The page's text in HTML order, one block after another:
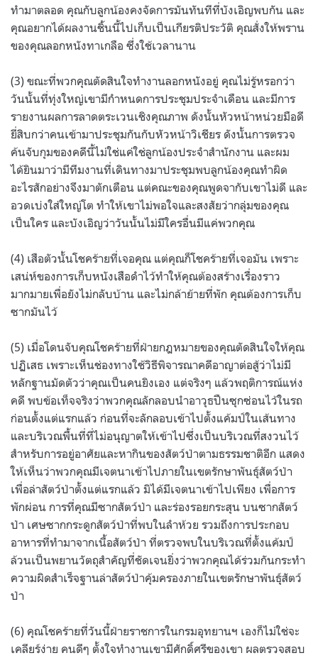
ทำมาตลอด คุณกับลูกน้องคงจัดการมันทันทีที่บังเอิญพบกัน และ
คุณอยากได้ผลงานชิ้นนี้ไปเก็บเป็นเกียรติประวัติ คุณสั่งให้พราน
ของคุณลอกหนังทาเกลือ ซึ่งใช้เวลานาน
(3) ขณะที่พวกคุณตัดสินใจทำงานลอกหนังอยู่ คุณไม่รู้หรอกว่า
วันนั้นที่ทุ่งใหญ่เขามีกำหนดการประชุมประจำเดือน และมีการ
รายงานผลการลาดตระเวนเชิงคุณภาพ ดังนั้นหัวหน้าหน่วยมือดี
ยี่สิบกว่าคนเข้ามาประชุมกันกับหัวหน้าวิเชียร ดังนั้นการตรวจ
ค้นจับกุมของคดีนี้ไม่ใช่แค่ใช่ลูกน้องประจำสำนักงาน และผม
ได้ยินมาว่ามีทีมงานที่เดินทางมาประชุมพบลูกน้องคุณทำผิด
อะไรสักอย่างจึงมาตักเตือน แต่คณะของคุณพูดจากับเขาไม่ดี และ
อวดเบ่งใส่ใหญ่โต ทำให้เขาไม่พอใจและสงสัยว่ากลุ่มของคุณ
เป็นใคร และบังเอิญว่าวันนั้นไม่มีใครอื่นมีแค่พวกคุณ
(4) เสือตัวนั้นโชคร้ายที่เจอคุณ แต่คุณก็โชคร้ายที่เจอมัน เพราะ
เสน่ห์ของการเก็บหนังเสือดำไว้ทำให้คุณต้องสร้างเรื่องราว
มากมายเพื่อยังไม่กลับบ้าน และไม่กล้าย้ายที่พัก คุณต้องการเก็บ
ซากมันไว้
(5) เมื่อโดนจับคุณโชคร้ายที่ฝ่ายกฎหมายของคุณตัดสินใจให้คุณ
ปฏิเสธ เพราะเห็นช่องทางใช้วิธีพิจารณาคดีอาญาต่อสู้ว่าไม่มี
หลักฐานมัดตัวว่าคุณเป็นคนยิงเอง แต่จริงๆ แล้วพฤติการณ์แห่ง
คดี พบข้อเท็จจริงว่าพวกคุณลักลอบนำอาวุธปืนซุกซ่อนไว้ในรถ
ก่อนตั้งแต่แรกแล้ว ก่อนที่จะลักลอบเข้าไปตั้งแค้มป์ในเส้นทาง
และบริเวณพื้นที่ที่ไม่อนุญาตให้เข้าไปซึ่งเป็นบริเวณที่สงวนไว้
สำหรับการอยู่อาศัยและหากินของสัตว์ป่าตามธรรมชาติอีก แสดง
ให้เห็นว่าพวกคุณมีเจตนาเข้าไปภายในเขตรักษาพันธุ์สัตว์ป่า
เพื่อล่าสัตว์ป่าตั้งแต่แรกแล้ว มิได้มีเจตนาเข้าไปเพียง เพื่อการ
พักผ่อน การที่คุณมีซากสัตว์ป่า และร่องรอยกระสุน บนซากสัตว์
ป่า เศษซากกระดูกสัตว์ป่าที่พบในลำห้วย รวมถึงการประกอบ
อาหารที่ทำมาจากเนื้อสัตว์ป่า ที่ตรวจพบในบริเวณที่ตั้งแค้มป์
ล้วนเป็นพยานวัตถุสำคัญที่ชัดเจนยิ่งว่าพวกคุณได้ร่วมกันกระทำ
ความผิดสำเร็จฐานล่าสัตว์ป่าคุ้มครองภายในเขตรักษาพันธุ์สัตว์
ป่า
(6) คุณโชคร้ายที่วันนี้ฝ่ายราชการในกรมอุทยานฯ เองก็ไม่ใช่จะ
เคลียร์ง่าย คนดีๆ ตั้งใจทำงานเขามีศักดิ์ศรีของเขา ผลตรวจสอบ